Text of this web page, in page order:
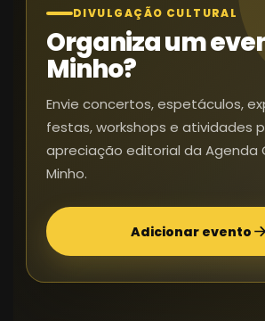
DIVULGAÇÃO CULTURAL
Organiza um
Minho?
Envie concertos, espetáculos,
festas, workshops e atividades
apreciação editorial da Agenda
Minho.
Adicionar evento